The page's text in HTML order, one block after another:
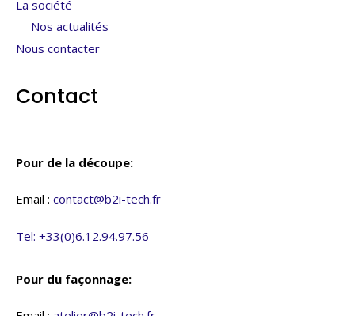
La société
Nos actualités
Nous contacter
Contact
Pour de la découpe:
Email : contact@b2i-tech.fr
Tel: +33(0)6.12.94.97.56
Pour du façonnage: